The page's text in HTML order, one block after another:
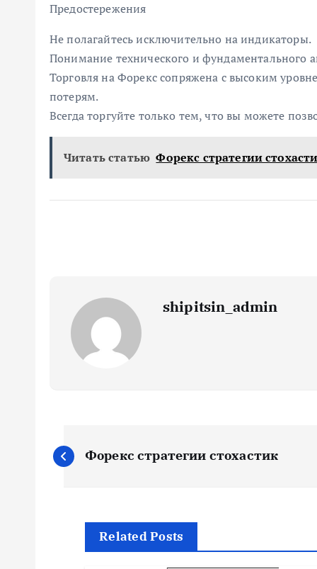
Предостережения
Не полагайтесь исключительно на индикаторы.
Понимание технического и фундаментального
Торговля на Форекс сопряжена с высоким
потерям.
Всегда торгуйте только тем, что вы можете
Читать статью Форекс стратегии
shipitsin_admin
Н
Форекс стратегии стохастик
Related Posts